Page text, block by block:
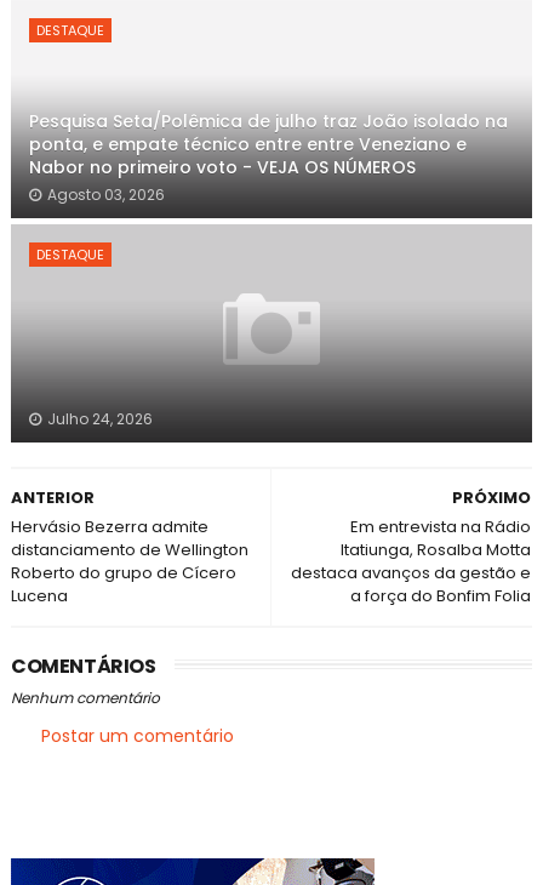
DESTAQUE
Pesquisa Seta/Polêmica de julho traz João isolado na
ponta, e empate técnico entre entre Veneziano e
Nabor no primeiro voto - VEJA OS NÚMEROS
Agosto 03, 2026
DESTAQUE
Julho 24, 2026
PRÓXIMO
Em entrevista na Rádio
Itatiunga, Rosalba Motta
destaca avanços da gestão e
a força do Bonfim Folia
ANTERIOR
Hervásio Bezerra admite
distanciamento de Wellington
Roberto do grupo de Cícero
Lucena
COMENTÁRIOS
Nenhum comentário
Postar um comentário